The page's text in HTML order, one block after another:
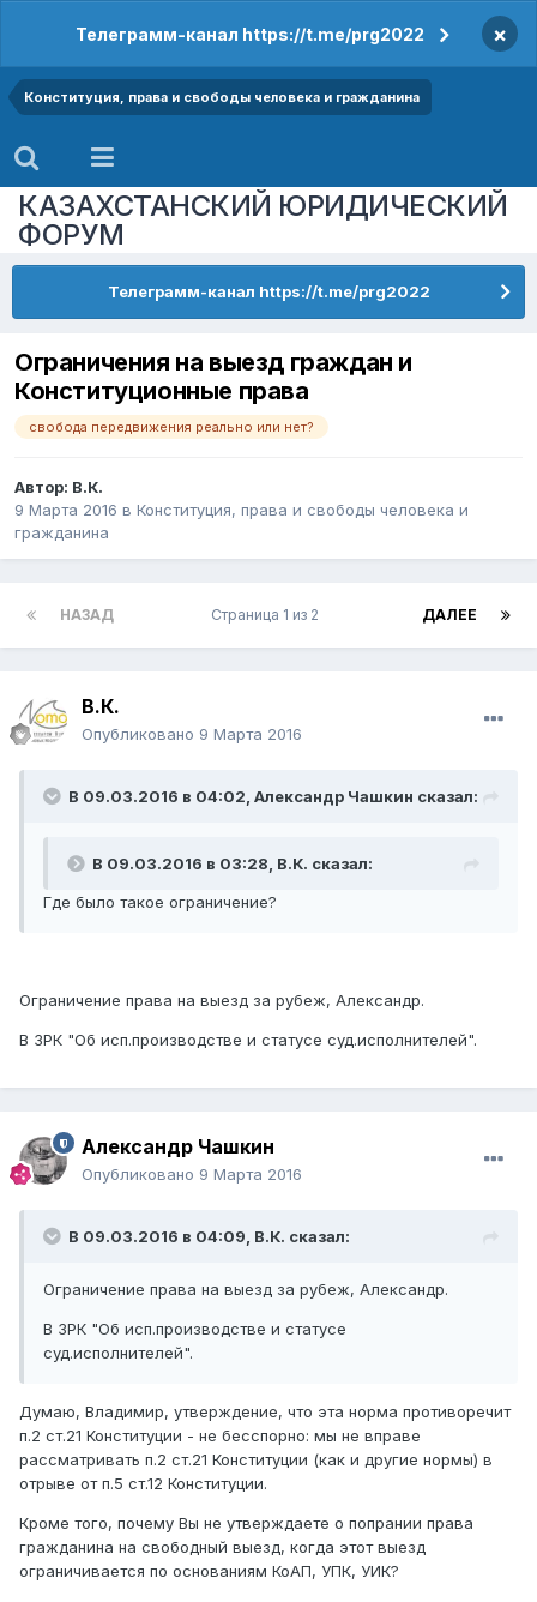
Телеграмм-канал https://t.me/prg2022 ×
Конституция, права и свободы человека и гражданина
КАЗАХСТАНСКИЙ ЮРИДИЧЕСКИЙ
ФОРУМ
Телеграмм-канал https://t.me/prg2022
Ограничения на выезд граждан и
Конституционные права
свобода передвижения реально или нет?
Автор: В.К.
9 Марта 2016 в Конституция, права и свободы человека и
гражданина
НАЗАД ДАЛЕЕ
Страница 1 из 2
В.К.
Опубликовано 9 Марта 2016
В 09.03.2016 в 04:02, Александр Чашкин сказал:
В 09.03.2016 в 03:28, В.К. сказал:
Где было такое ограничение?
Ограничение права на выезд за рубеж, Александр.
В ЗРК "Об исп.производстве и статусе суд.исполнителей".
Александр Чашкин
Опубликовано 9 Марта 2016
В 09.03.2016 в 04:09, В.К. сказал:
Ограничение права на выезд за рубеж, Александр.
В ЗРК "Об исп.производстве и статусе
суд.исполнителей".
Думаю, Владимир, утверждение, что эта норма противоречит
п.2 ст.21 Конституции - не бесспорно: мы не вправе
рассматривать п.2 ст.21 Конституции (как и другие нормы) в
отрыве от п.5 ст.12 Конституции.
Кроме того, почему Вы не утверждаете о попрании права
гражданина на свободный выезд, когда этот выезд
ограничивается по основаниям КоАП, УПК, УИК?